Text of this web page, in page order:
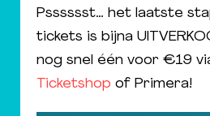
Psssssst… het laatste
tickets is bijna
nog snel één voor €19
Ticketshop of Primera!